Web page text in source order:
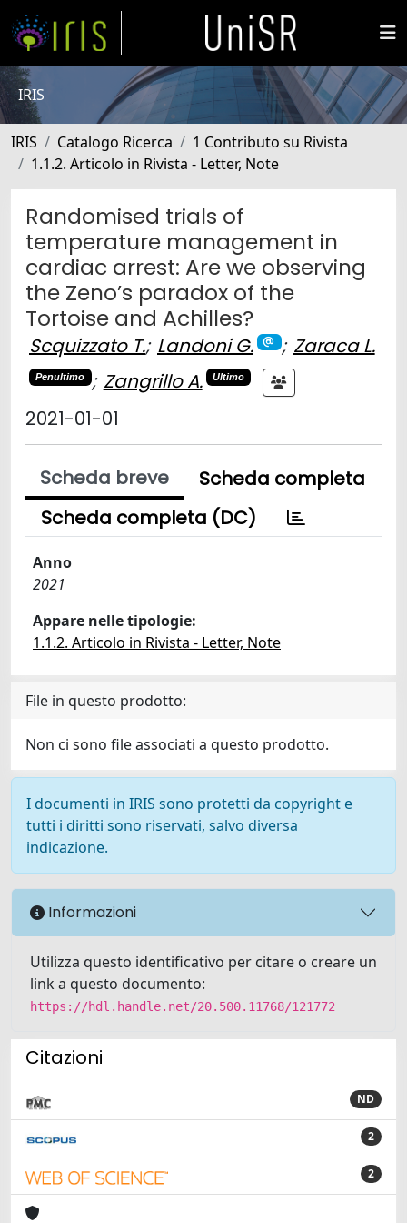
IRIS
IRIS Catalogo Ricerca
1 Contributo su Rivista
1.1.2. Articolo in Rivista - Letter, Note
Randomised trials of
temperature management in
cardiac arrest: Are we observing
the Zeno’s paradox of the
Tortoise and Achilles?
Scquizzato T.; Landoni G. ; Zaraca L.
Penultimo ; Zangrillo A. Ultimo
2021-01-01
Scheda breve
Scheda completa
Scheda completa (DC)
Anno
2021
Appare nelle tipologie:
1.1.2. Articolo in Rivista - Letter, Note
File in questo prodotto:
Non ci sono file associati a questo prodotto.
I documenti in IRIS sono protetti da copyright e
tutti i diritti sono riservati, salvo diversa
indicazione.
Informazioni
Utilizza questo identificativo per citare o creare un
link a questo documento:
https://hdl.handle.net/20.500.11768/121772
Citazioni
ND
2
2